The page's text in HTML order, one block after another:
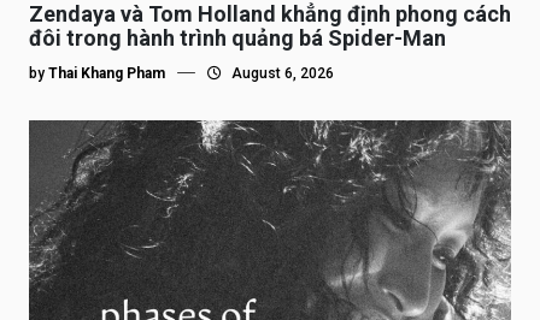
Zendaya và Tom Holland khẳng định phong cách
đôi trong hành trình quảng bá Spider-Man
by Thai Khang Pham August 6, 2026